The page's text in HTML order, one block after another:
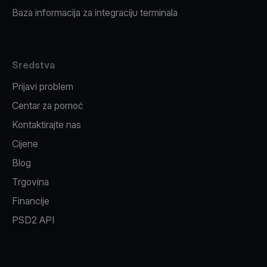
Baza informacija za integraciju terminala
Sredstva
Prijavi problem
Centar za pomoć
Kontaktirajte nas
Cijene
Blog
Trgovina
Financije
PSD2 API